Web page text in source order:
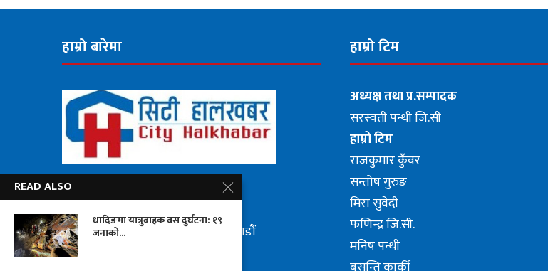
हाम्रो बारेमा
सूचना
८७६/२०७५-०७६
चन्द्रागिरी हिल्स मिडिया प्रा. लि.
चन्द्रागिरी नगरपालिका, वडा नं. ६, काठमाडौं
फोन नं: ०१—५२३४६२३/९८४७१९२०६५
हाम्रो टिम
अध्यक्ष तथा प्र.सम्पादक
सरस्वती पन्थी जि.सी
हाम्रो टिम
राजकुमार कुँवर
सन्तोष गुरुङ
मिरा सुवेदी
फणिन्द्र जि.सी.
मनिष पन्थी
READ ALSO
धादिङमा यात्रुबाहक बस दुर्घटना: १९
जनाको...